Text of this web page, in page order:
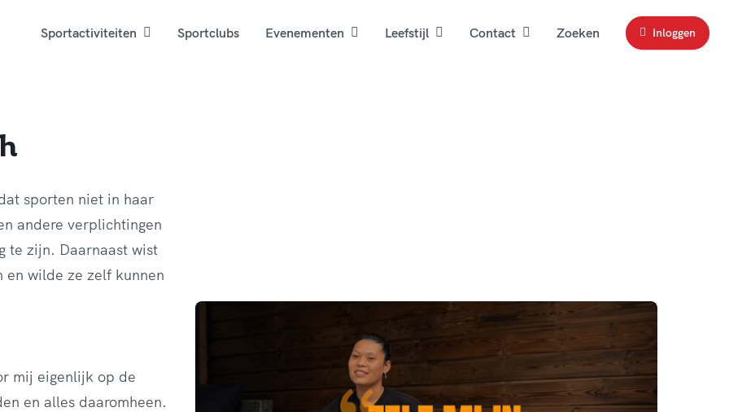
Sportactiviteiten Sportclubs Evenementen Leefstijl Contact Zoeken Inloggen
sporten niet in haar
andere verplichtingen
te zijn. Daarnaast wist
en wilde ze zelf kunnen
mij eigenlijk op de
en alles daaromheen.